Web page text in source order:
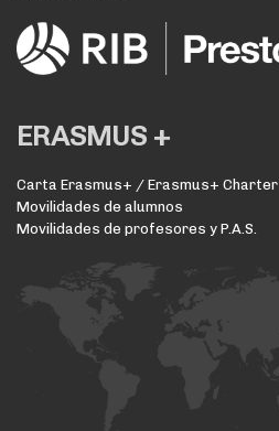
ERASMUS +
Carta Erasmus+ / Erasmus+ Charter
Movilidades de alumnos
Movilidades de profesores y P.A.S.